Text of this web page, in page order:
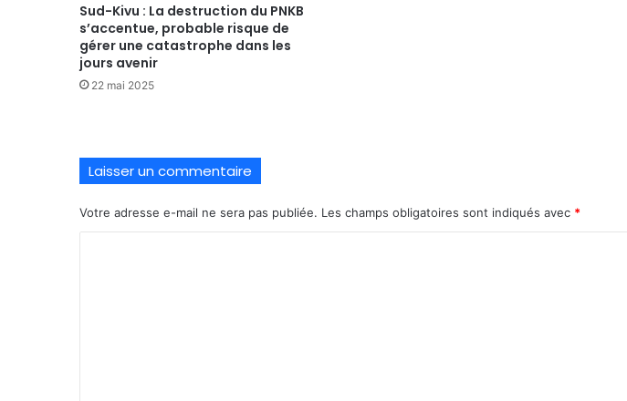
Sud-Kivu : La destruction du PNKB
s’accentue, probable risque de
gérer une catastrophe dans les
jours avenir
22 mai 2025
Laisser un commentaire
Votre adresse e-mail ne sera pas publiée. Les champs obligatoires sont indiqués avec *